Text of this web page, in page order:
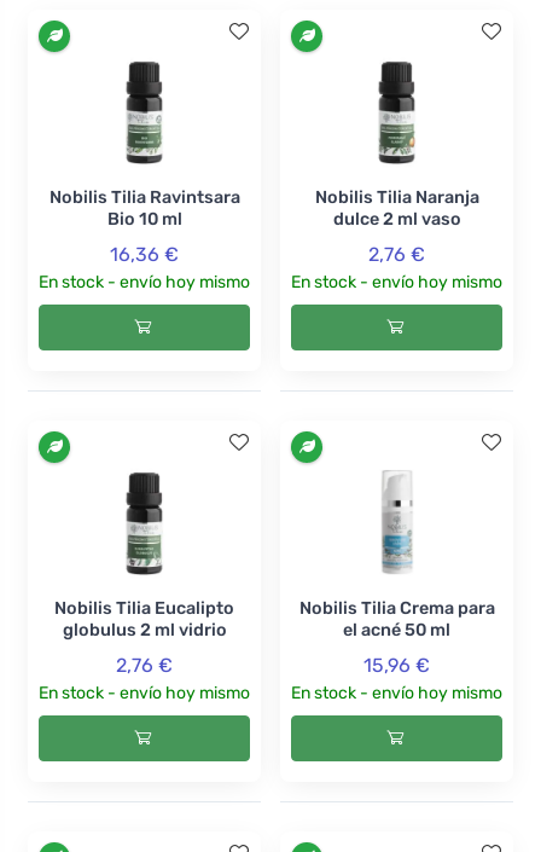
Nobilis Tilia Ravintsara
Bio 10 ml
16,36 €
En stock - envío hoy mismo
Nobilis Tilia Naranja
dulce 2 ml vaso
2,76 €
En stock - envío hoy mismo
Nobilis Tilia Eucalipto
globulus 2 ml vidrio
2,76 €
En stock - envío hoy mismo
Nobilis Tilia Crema para
el acné 50 ml
15,96 €
En stock - envío hoy mismo